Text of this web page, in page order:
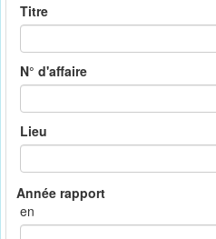
Titre
N° d'affaire
Lieu
en